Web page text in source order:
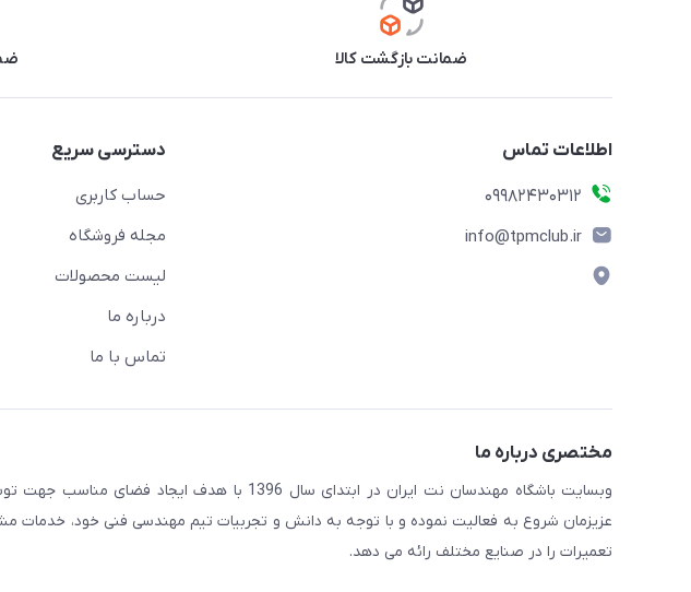
ضمانت بازگشت کالا
اطلاعات تماس
09982430312
info@tpmclub.ir
دسترسی سریع
حساب کاربری
مجله فروشگاه
لیست محصولات
درباره ما
تماس با ما
مختصری درباره ما
وبسایت باشگاه مهندسان نت ایران در ابتدای سال
عزیزمان شروع به فعالیت نموده و با توجه به دانش و تجربیات تیم مهندسی فنی خود، خدمات
تعمیرات را در صنایع مختلف رائه می دهد.